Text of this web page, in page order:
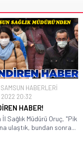
SAMSUN HABERLERİ
2022 20:32
HABER!
İl Sağlık Müdürü Oruç, "Pik
ulaştık, bundan sonra...